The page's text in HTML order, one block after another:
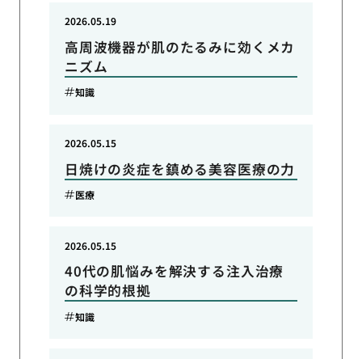
高周波機器が肌のたるみに効くメカ
ニズム
2026.05.19
知識
日焼けの炎症を鎮める美容医療の力
2026.05.15
医療
40代の肌悩みを解決する注入治療
の科学的根拠
2026.05.15
知識